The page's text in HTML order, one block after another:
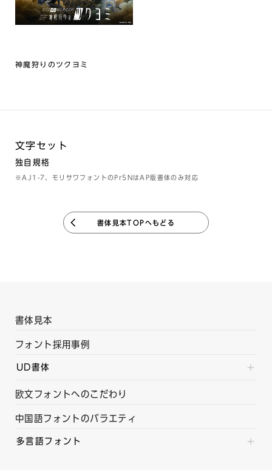
神魔狩りのツクヨミ
文字セット
独自規格
※AJ1-7、モリサワフォントのPr5NはAP版書体のみ対応
書体見本TOPへもどる
書体見本
フォント採用事例
UD書体
欧文フォントへのこだわり
中国語フォントのバラエティ
多言語フォント